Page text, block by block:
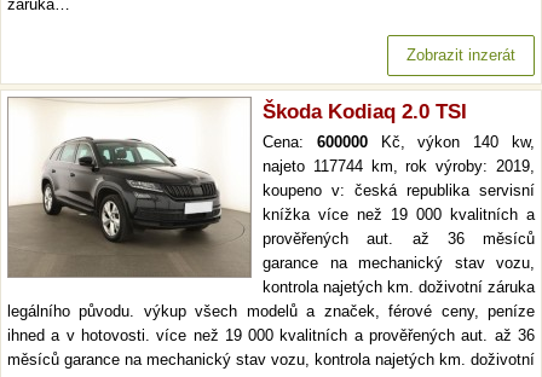
záruka…
Zobrazit inzerát
Škoda Kodiaq 2.0 TSI
Cena: 600000Kč, výkon 140 kw,
najeto 117744 km, rok výroby: 2019,
koupeno v: česká republika servisní
knížka více než 19 000 kvalitních a
prověřených aut. až 36 měsíců
garance na mechanický stav vozu,
kontrola najetých km. doživotní záruka
legálního původu. výkup všech modelů a značek, férové ceny, peníze
ihned a v hotovosti. více než 19 000 kvalitních a prověřených aut. až 36
měsíců garance na mechanický stav vozu, kontrola najetých km. doživotní